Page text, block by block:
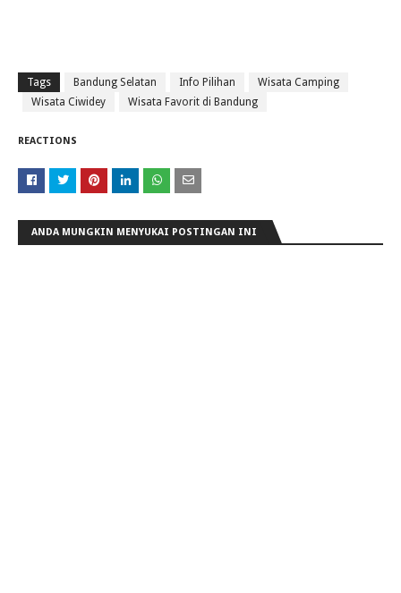
Tags Bandung Selatan Info Pilihan
Wisata Camping
Wisata Ciwidey
Wisata Favorit di Bandung
REACTIONS
ANDA MUNGKIN MENYUKAI POSTINGAN INI